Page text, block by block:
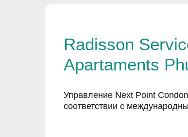
Radisson
Apartaments
Управление Next Point
соответствии с